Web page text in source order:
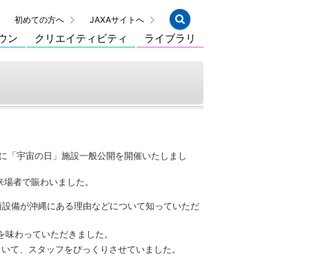
初めての方へ JAXAサイトへ
ン クリエイティビティ ライブラリ
「宇宙の日」施設一般公開を開催いたしまし
者で賑わいました。
備が沖縄にある理由などについて知っていただ
わっていただきました。
て、スタッフをびっくりさせていました。